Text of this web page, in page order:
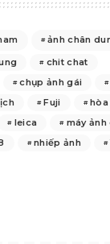
ảnh chân
chit chat
chụp ảnh gái
Fuji
leica
máy ảnh
nhiếp ảnh